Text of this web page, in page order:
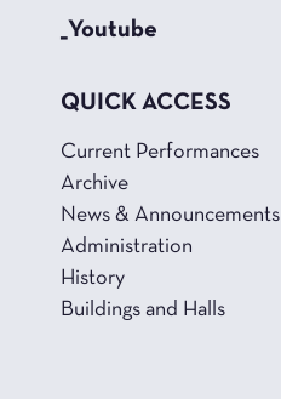
_Youtube
QUICK ACCESS
Current Performances
Archive
News & Announcements
Administration
History
Buildings and Halls